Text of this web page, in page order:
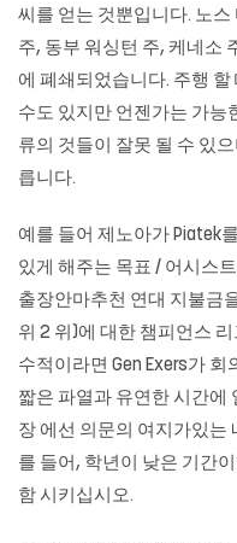
씨를 얻는 것뿐입니다. 노스
주, 동부 워싱턴 주, 케네소
에 폐쇄되었습니다. 주행
수도 있지만 언젠가는 가능
류의 것들이 잘못 될 수 있
릅니다.
예를 들어 제노아가 Piatek
있게 해주는 목표 / 어시스
출장안마추천 연대 지불금
위 2 위)에 대한 챔피언스
수적이라면 Gen Exers가
짧은 파열과 유연한 시간에
장 에선 의문의 여지가있는
를 들어, 학년이 낮은 기간
함 시키십시오.